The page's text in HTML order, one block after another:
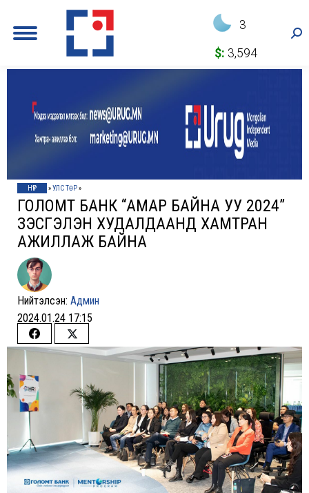
3
$: 3,594
НҮҮР »УЛС ТӨР»
ГОЛОМТ БАНК “АМАР БАЙНА УУ 2024”
ҮЗЭСГЭЛЭН ХУДАЛДААНД ХАМТРАН
АЖИЛЛАЖ БАЙНА
Нийтэлсэн: Админ
2024.01.24 17:15
Share
Facebook
Share
Twitter